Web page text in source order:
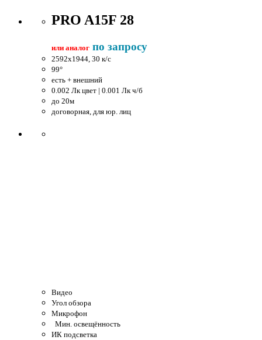
PRO A15F 28
или аналог по запросу
2592x1944, 30 к/c
99°
есть + внешний
0.002 Лк цвет | 0.001 Лк ч/б
до 20м
договорная, для юр. лиц
Видео
Угол обзора
Микрофон
Мин. освещённость
ИК подсветка